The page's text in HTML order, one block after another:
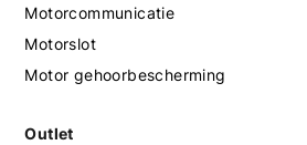
Motorcommunicatie
Motorslot
Motor gehoorbescherming
Outlet